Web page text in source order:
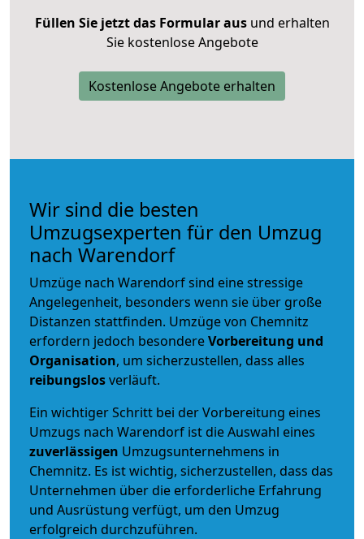
Füllen Sie jetzt das Formular ausund erhalten
Sie kostenlose Angebote
Kostenlose Angebote erhalten
Wir sind die besten
Umzugsexperten für den Umzug
nach Warendorf
Umzüge nach Warendorf sind eine stressige
Angelegenheit, besonders wenn sie über große
Distanzen stattfinden. Umzüge von Chemnitz
erfordern jedoch besondereVorbereitung und
Organisation, um sicherzustellen, dass alles
reibungslosverläuft.
Ein wichtiger Schritt bei der Vorbereitung eines
Umzugs nach Warendorf ist die Auswahl eines
zuverlässigen Umzugsunternehmens in
Chemnitz. Es ist wichtig, sicherzustellen, dass das
Unternehmen über die erforderliche Erfahrung
und Ausrüstung verfügt, um den Umzug
erfolgreich durchzuführen.